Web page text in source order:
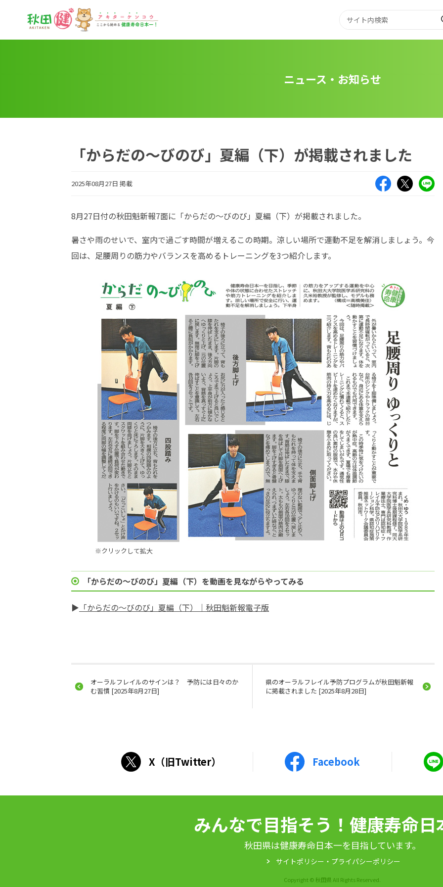
ニュース・お知らせ
「からだの～びのび」夏編（下）が掲載されました
2025年08月27日 掲載
Facebook X（旧Twitter
8月27日付の秋田魁新報7面に「からだの～びのび」夏編（下）が掲載されました。
暑さや雨のせいで、室内で過ごす時間が増えるこの時期。涼しい場所で運動不足を解消しましょう。今
回は、足腰周りの筋力やバランスを高めるトレーニングを3つ紹介します。
※クリックして拡大
「からだの～びのび」夏編（下）を動画を見ながらやってみる
▶ 「からだの～びのび」夏編（下）｜秋田魁新報電子版
オーラルフレイルのサインは？ 予防には日々のか
む習慣 [2025年8月27日]
県のオーラルフレイル予防プログラムが秋田魁新報
に掲載されました [2025年8月28日]
X（旧Twitter） Facebook
みんなで目指そう！健康寿命日
秋田県は健康寿命日本一を目指しています。
サイトポリシー・プライパシーポリシー
Copyright © 秋田県 All Rights Reserved.